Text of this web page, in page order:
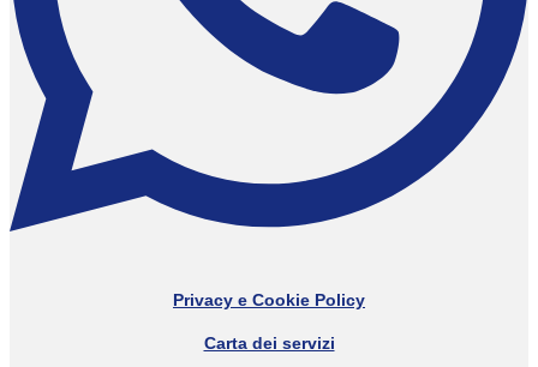
Privacy e Cookie Policy
Carta dei servizi